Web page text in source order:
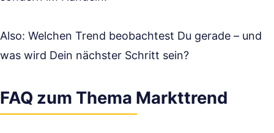
Also: Welchen Trend beobachtest Du gerade – und
was wird Dein nächster Schritt sein?
FAQ zum Thema Markttrend